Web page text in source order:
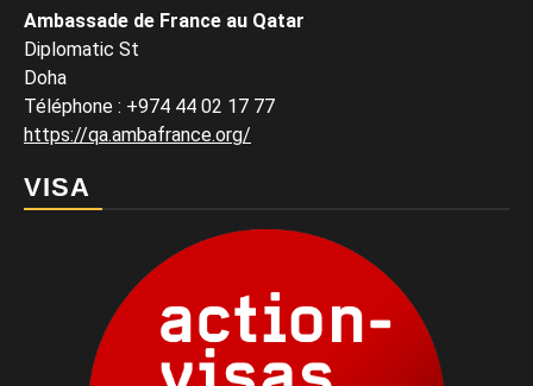
Ambassade de France au Qatar
Diplomatic St
Doha
Téléphone : +974 44 02 17 77
https://qa.ambafrance.org/
VISA